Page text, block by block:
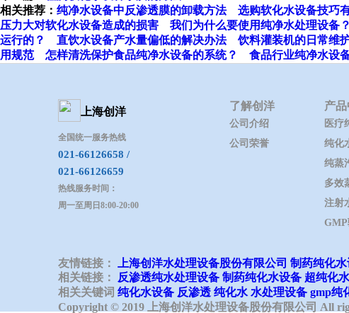
相关推荐： 纯净水设备中反渗透膜的卸载方法 选购软化水设备技巧
压力大对软化水设备造成的损害
我们为什么要使用纯净水处理设备？
运行的？
直饮水设备产水量偏低的解决办法 饮料灌装机的日常维
用规范
怎样清洗保护食品纯净水设备的系统？ 食品行业纯净水设
上海创洋
全国统一服务热线
021-66126658 /
021-66126659
热线服务时间：
周一至周日8:00-20:00
了解创洋
公司介绍
公司荣誉
产
医疗
纯化
纯蒸
多效
注射
友情链接： 上海创洋水处理设备股份有限公司 制药纯化
Copyright © 2019 上海创洋水处理设备股份有限公司 All
相关链接： 反渗透纯水处理设备 制药纯化水设备 超纯化
相关关键词 纯化水设备 反渗透 纯化水 水处理设备 gmp纯
Copyright © 2019 上海创洋水处理设备股份有限公司 All